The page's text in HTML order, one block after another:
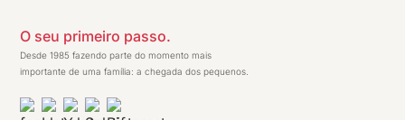
O seu primeiro passo.
Desde 1985 fazendo parte do momento mais
importante de uma família: a chegada dos pequenos.